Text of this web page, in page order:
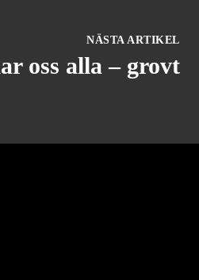
NÄSTA ARTIKEL
oss alla – grovt